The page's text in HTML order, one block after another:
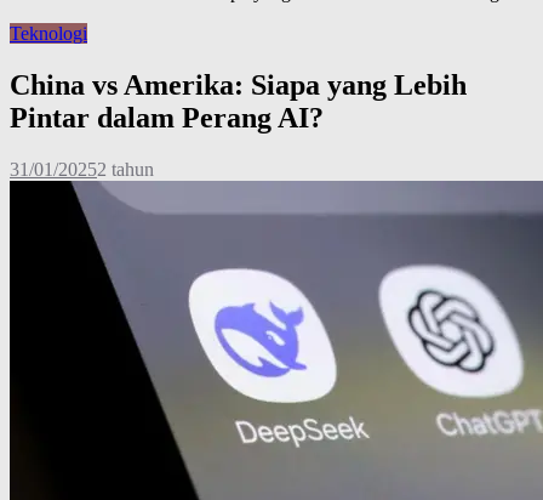
Teknologi
China vs Amerika: Siapa yang Lebih
Pintar dalam Perang AI?
31/01/20252 tahun